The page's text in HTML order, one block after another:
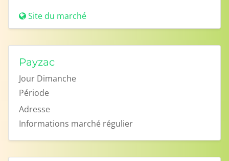
Site du marché
Payzac
Jour Dimanche
Période
Adresse
Informations marché régulier